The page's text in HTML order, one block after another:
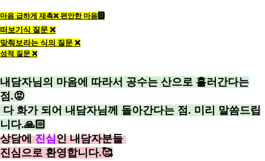
마음 급하게 재촉❌ 편안한 마음🅾️
떠보기식 질문 ❌
맞춰보라는 식의 질문 ❌
성적 질문 ❌
내담자님의 마음에 따라서 공수는 산으로 흘러간다는
점.😡
다 화가 되어 내담자님께 돌아간다는 점. 미리 말씀드립
니다.🙏🏻
상담에진심인 내담자분들
진심으로 환영합니다.🥰